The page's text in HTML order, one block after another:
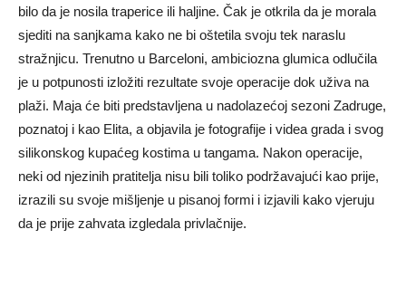
bilo da je nosila traperice ili haljine. Čak je otkrila da je morala
sjediti na sanjkama kako ne bi oštetila svoju tek naraslu
stražnjicu. Trenutno u Barceloni, ambiciozna glumica odlučila
je u potpunosti izložiti rezultate svoje operacije dok uživa na
plaži. Maja će biti predstavljena u nadolazećoj sezoni Zadruge,
poznatoj i kao Elita, a objavila je fotografije i videa grada i svog
silikonskog kupaćeg kostima u tangama. Nakon operacije,
neki od njezinih pratitelja nisu bili toliko podržavajući kao prije,
izrazili su svoje mišljenje u pisanoj formi i izjavili kako vjeruju
da je prije zahvata izgledala privlačnije.